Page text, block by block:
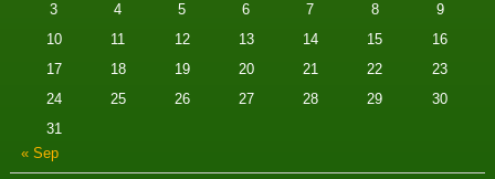
3
4 5 6 7 8
9
10
11 12 13 14 15
16
17
18 19 20 21 22
23
24
25 26 27 28 29
30
31
« Sep